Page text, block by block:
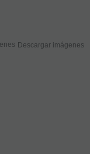
Descargar imágenes